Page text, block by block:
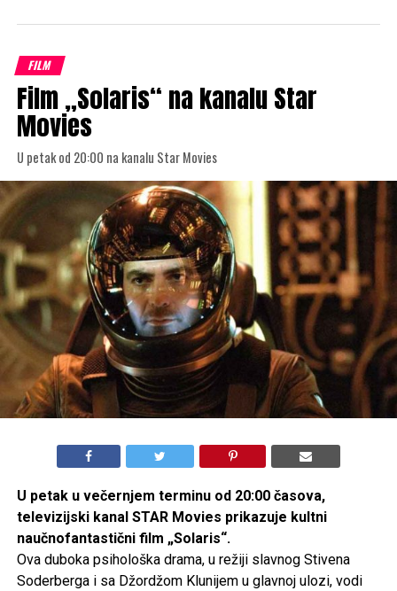
FILM
Film „Solaris“ na kanalu Star
Movies
U petak od 20:00 na kanalu Star Movies
U petak u večernjem terminu od 20:00 časova,
televizijski kanal STAR Movies prikazuje kultni
naučnofantastični film „Solaris“.
Ova duboka psihološka drama, u režiji slavnog Stivena
Soderberga i sa Džordžom Klunijem u glavnoj ulozi, vodi